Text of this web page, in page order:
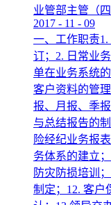
业管部主管（
2017 - 11 - 09
一、工作职责
订；2. 日常业
单在业务系统
客户资料的管
报、月报、季
与总结报告的
险经纪业务报
务体系的建立
防灾防损培训
制定；12. 客户